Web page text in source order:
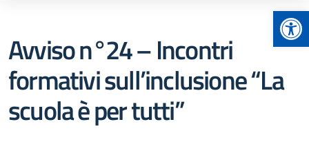
Avviso n°24 – Incontri
formativi sull’inclusione “La
scuola è per tutti”